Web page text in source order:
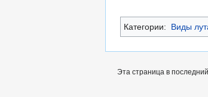
Категории: Виды
Эта страница в